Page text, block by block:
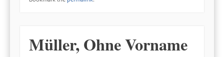
Müller, Ohne Vorname